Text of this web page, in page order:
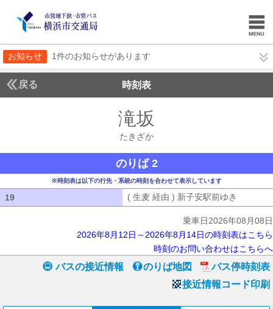
お知らせ 1件のお知らせがあります
戻る 時刻表
滝坂
たきざか
のりば 2
※時刻表は以下の行先・系統の時刻を合わせて表示しています
19 ( 生麦 経由 ) 新子安駅前ゆき
乗車日2026年08月08日
2026年8月12日～2026年8月14日の時刻表はこちら
時刻のお問い合わせはこちらへ
バスの接近情報 のりば地図
バス停時刻表
接近情報コード印刷